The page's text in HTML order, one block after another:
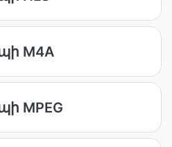
M4A
MPEG